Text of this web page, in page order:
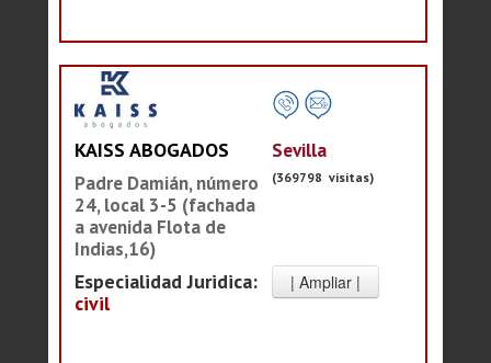
KAISS ABOGADOS
Padre Damián, número
24, local 3-5 (fachada
a avenida Flota de
Indias,16)
Especialidad Juridica:
civil
Sevilla
(369798 visitas)